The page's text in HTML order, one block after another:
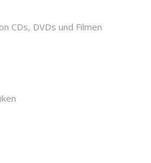
CDs, DVDs und Filmen